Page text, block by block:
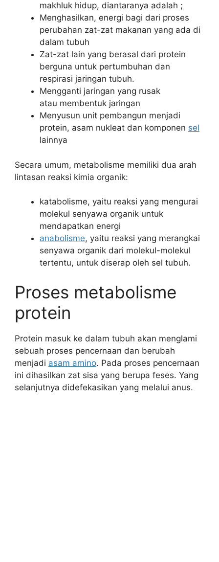
makhluk hidup, diantaranya adalah ;
Menghasilkan, energi bagi dari proses
perubahan zat-zat makanan yang ada di
dalam tubuh
Zat-zat lain yang berasal dari protein
berguna untuk pertumbuhan dan
respirasi jaringan tubuh.
Mengganti jaringan yang rusak
atau membentuk jaringan
Menyusun unit pembangun menjadi
protein, asam nukleat dan komponen sel
lainnya
Secara umum, metabolisme memiliki dua arah
lintasan reaksi kimia organik:
katabolisme, yaitu reaksi yang mengurai
molekul senyawa organik untuk
mendapatkan energi
anabolisme, yaitu reaksi yang merangkai
senyawa organik dari molekul-molekul
tertentu, untuk diserap oleh sel tubuh.
Proses metabolisme
protein
Protein masuk ke dalam tubuh akan menglami
sebuah proses pencernaan dan berubah
menjadi asam amino. Pada proses pencernaan
ini dihasilkan zat sisa yang berupa feses. Yang
selanjutnya didefekasikan yang melalui anus.